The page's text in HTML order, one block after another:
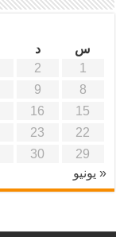
س
د
1
2
8
9
15
16
22
23
29
30
« يونيو